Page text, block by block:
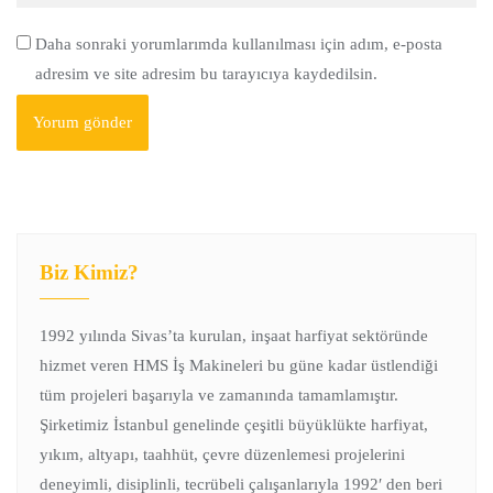
Daha sonraki yorumlarımda kullanılması için adım, e-posta
adresim ve site adresim bu tarayıcıya kaydedilsin.
Biz Kimiz?
1992 yılında Sivas’ta kurulan, inşaat harfiyat sektöründe
hizmet veren HMS İş Makineleri bu güne kadar üstlendiği
tüm projeleri başarıyla ve zamanında tamamlamıştır.
Şirketimiz İstanbul genelinde çeşitli büyüklükte harfiyat,
yıkım, altyapı, taahhüt, çevre düzenlemesi projelerini
deneyimli, disiplinli, tecrübeli çalışanlarıyla 1992′ den beri